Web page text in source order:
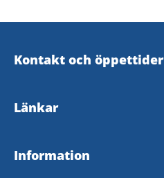
Kontakt och öppettider
Skara Kontaktcenter
Länkar
Skara kommun
Information